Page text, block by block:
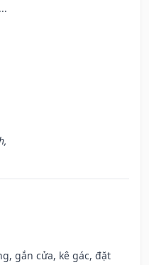
gắn cửa, kê gác, đặt